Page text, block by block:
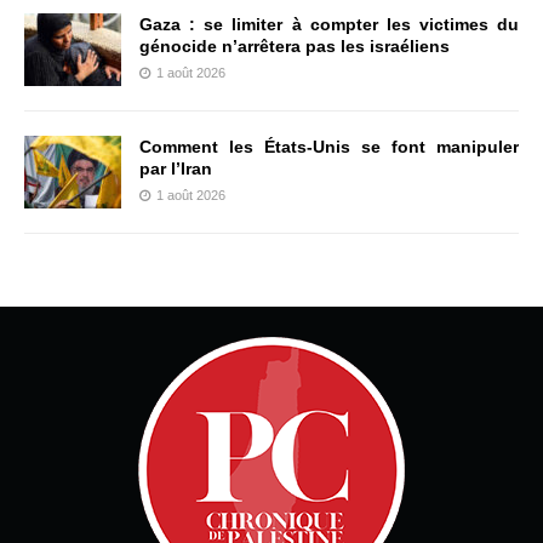
Gaza : se limiter à compter les victimes du
génocide n’arrêtera pas les israéliens
1 août 2026
Comment les États-Unis se font manipuler
par l’Iran
1 août 2026